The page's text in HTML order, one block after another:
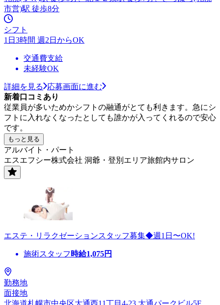
市営)駅 徒歩8分
シフト
1日3時間 週2日からOK
交通費支給
未経験OK
詳細を見る
応募画面に進む
新着口コミあり
従業員が多いためかシフトの融通がとても利きます。急にシ
フトに入れなくなったとしても誰かが入ってくれるので安心
です。
もっと見る
アルバイト・パート
エスエフシー株式会社 洞爺・登別エリア旅館内サロン
エステ・リラクゼーションスタッフ募集◆週1日〜OK!
施術スタッフ 時給1,075円
勤務地
面接地
北海道札幌市中央区大通西11丁目4-23 大通パークビル5F